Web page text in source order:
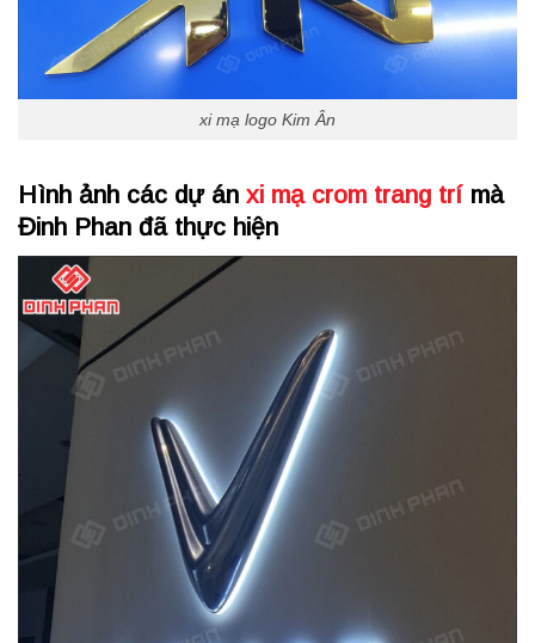
xi mạ logo Kim Ân
Hình ảnh các dự án xi mạ crom trang trí mà
Đinh Phan đã thực hiện